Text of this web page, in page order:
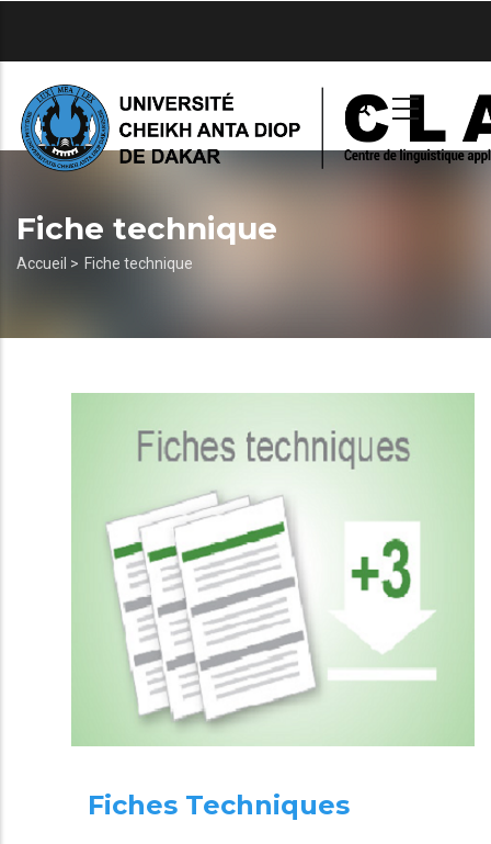
principal
Fiche technique
Fil
Accueil > Fiche technique
Fiches Techniques